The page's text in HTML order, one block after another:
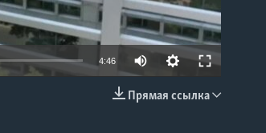
4:46
Прямая ссылка